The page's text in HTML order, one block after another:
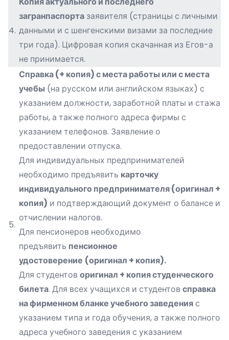
4.
загранпаспорта заявителя (страницы с личными
данными и с шенгенскими визами за последние
три года). Цифровая копия скачанная из Егов-а
не принимается.
5.
Справка (+ копия) с места работы или с места
учебы (на русском или английском языках) с
указанием должности, заработной платы и стажа
работы, а также полного адреса фирмы с
указанием телефонов. Заявление о
предоставлении отпуска.
Для индивидуальных предпринимателей
необходимо предъявить карточку
индивидуального предпринимателя (оригинал +
копия) и подтверждающий документ о балансе и
отчислении налогов.
Для пенсионеров необходимо
предъявить пенсионное
удостоверение (оригинал + копия).
Для студентов оригинал + копия студенческого
билета. Для всех учащихся и студентов справка
на фирменном бланке учебного заведения с
указанием типа и года обучения, а также полного
адреса учебного заведения с указанием